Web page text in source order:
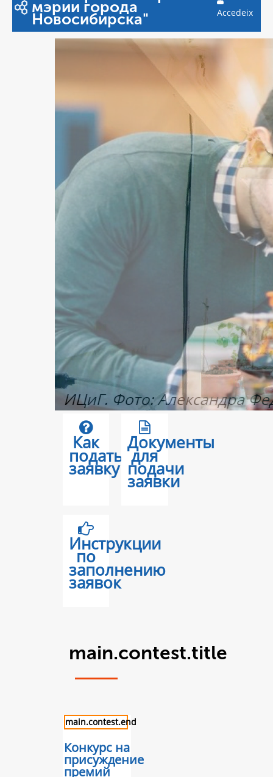
мэрии города
Новосибирска" Accedeix
Как
подать
заявку
Документы
для
подачи
заявки
Инструкции
по
заполнению
заявок
main.contest.title
main.contest.end
Конкурс на
присуждение
премий